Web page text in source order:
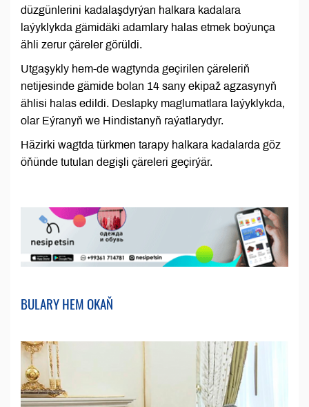
düzgünlerini kadalaşdyrýan halkara kadalara
laýyklykda gämidäki adamlary halas etmek boýunça
ähli zerur çäreler görüldi.
Utgaşykly hem-de wagtynda geçirilen çäreleriň
netijesinde gämide bolan 14 sany ekipaž agzasynyň
ählisi halas edildi. Deslapky maglumatlara laýyklykda,
olar Eýranyň we Hindistanyň raýatlarydyr.
Häzirki wagtda türkmen tarapy halkara kadalarda göz
öňünde tutulan degişli çäreleri geçirýär.
BULARY HEM OKAŇ